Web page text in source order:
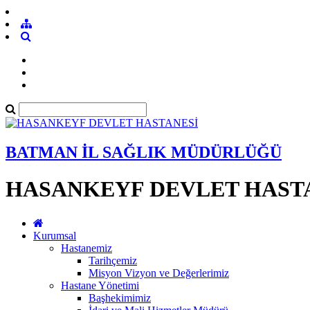
BATMAN İL SAĞLIK MÜDÜRLÜĞÜ
HASANKEYF DEVLET
Kurumsal
Hastanemiz
Tarihçemiz
Misyon Vizyon ve Değerlerimiz
Hastane Yönetimi
Başhekimimiz